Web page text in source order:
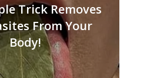
Trick Removes
From Your
Body!